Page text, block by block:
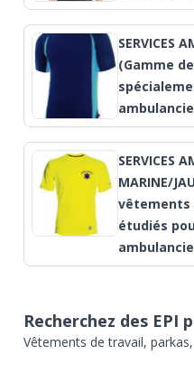
SERVICES
(Gamme
SERVICES
MARINE/
vêtements
étudiés
Recherchez des EPI
Vêtements de travail, parkas,